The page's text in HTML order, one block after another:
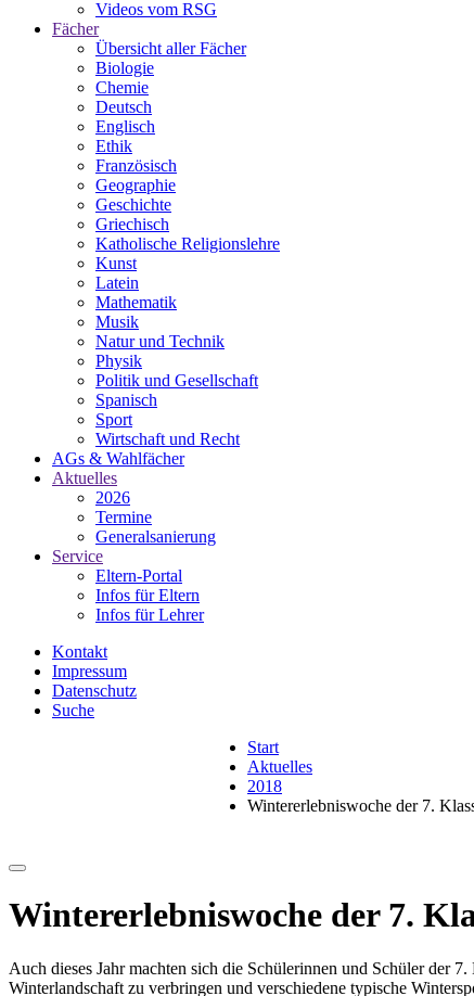
Videos vom RSG
Fächer
Übersicht aller Fächer
Biologie
Chemie
Deutsch
Englisch
Ethik
Französisch
Geographie
Geschichte
Griechisch
Katholische Religionslehre
Kunst
Latein
Mathematik
Musik
Natur und Technik
Physik
Politik und Gesellschaft
Spanisch
Sport
Wirtschaft und Recht
AGs & Wahlfächer
Aktuelles
2026
Termine
Generalsanierung
Service
Eltern-Portal
Infos für Eltern
Infos für Lehrer
Kontakt
Impressum
Datenschutz
Suche
Start
Aktuelles
2018
Wintererlebniswoche der 7.
Wintererlebniswoche der 7.
Auch dieses Jahr machten sich die Schülerinnen und Schüler der
Winterlandschaft zu verbringen und verschiedene typische